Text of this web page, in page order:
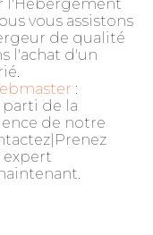
l'Hébergement
vous assistons
de qualité
l'achat d'un
:
de la
de notre
expert